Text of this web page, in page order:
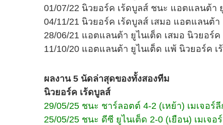
01/07/22 นิวยอร์ค เร้ดบูลส์ ชนะ แอตแลนต้า
04/11/21 นิวยอร์ค เร้ดบูลส์ เสมอ แอตแลนต้า
28/06/21 แอตแลนต้า ยูไนเต็ด เสมอ นิวยอร์ค
11/10/20 แอตแลนต้า ยูไนเต็ด แพ้ นิวยอร์ค เ
ผลงาน 5 นัดล่าสุดของทั้งสองทีม
นิวยอร์ค เร้ดบูลส์
29/05/25 ชนะ ชาร์ลอตต์ 4-2 (เหย้า) เมเจอร์
25/05/25 ชนะ ดีซี ยูไนเต็ด 2-0 (เยือน) เมเจอ